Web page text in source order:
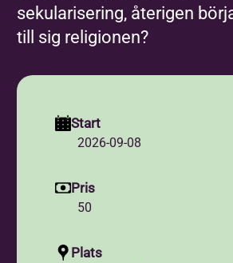
sekularisering, återigen
till sig religionen?
Start
2026-09-08
Pris
50
Plats